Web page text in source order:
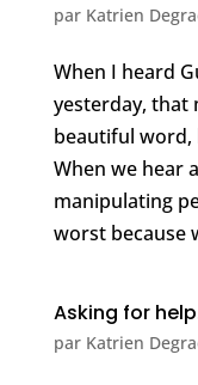
par Katrien
When I heard
yesterday, that
beautiful
When we hear
manipulating
worst because
Asking for
par Katrien